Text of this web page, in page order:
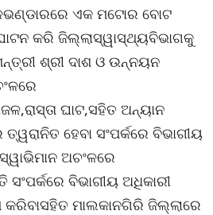
ଏକ ମଟୋର ବୋଟ
କରି ଜିଲ୍ଲାସ୍ୱାସ୍ଥ୍ୟବିଭାଗକୁ
ଶ୍ରୀ ଦାଶ ଓ ଉନ୍ନୟନ
ଘାଟ,ସହିତ ଅନ୍ୟାନ
ହେବା ସଂପର୍କରେ ବିଭାଗୀୟ
ଅଚଂଳରେ
ବିଭାଗୀୟ ଅଧିକାରୀ
ମାଲକାନଗିରି ଜିଲ୍ଲାରେ